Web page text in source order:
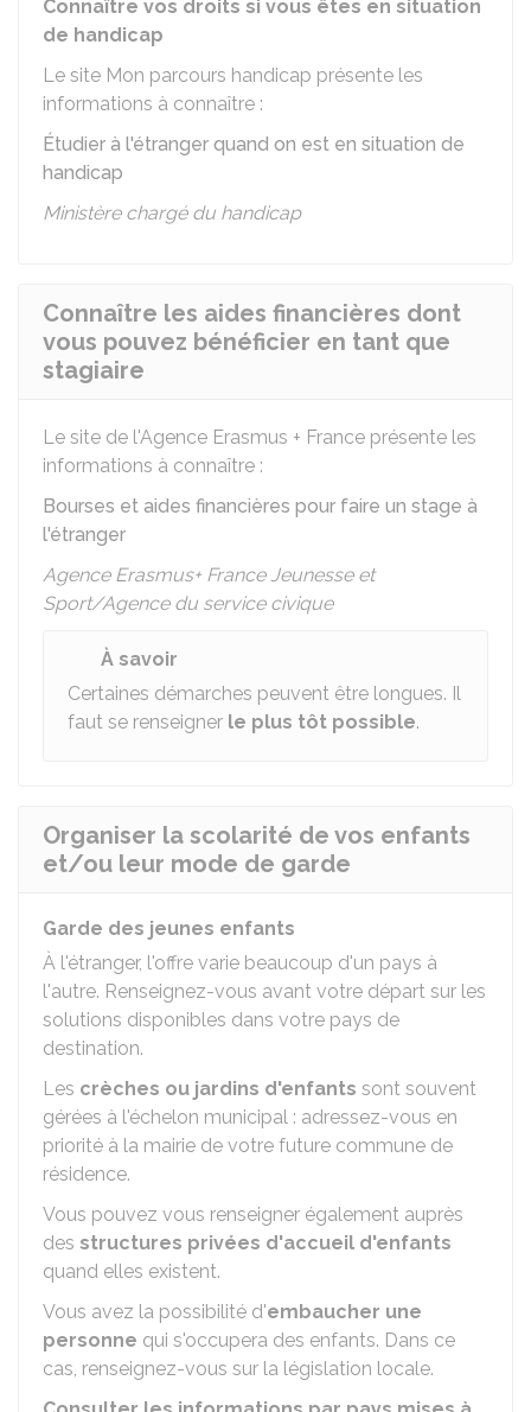
Connaître vos droits si vous êtes en situation
de handicap
Le site Mon parcours handicap présente les
informations à connaître :
Étudier à l'étranger quand on est en situation de
handicap
Ministère chargé du handicap
Connaître les aides financières dont
vous pouvez bénéficier en tant que
stagiaire
Le site de l'Agence Erasmus + France présente les
informations à connaître :
Bourses et aides financières pour faire un stage à
l'étranger
Agence Erasmus+ France Jeunesse et
Sport/Agence du service civique
À savoir
Certaines démarches peuvent être longues. Il
faut se renseigner le plus tôt possible.
Organiser la scolarité de vos enfants
et/ou leur mode de garde
Garde des jeunes enfants
À l'étranger, l'offre varie beaucoup d'un pays à
l'autre. Renseignez-vous avant votre départ sur les
solutions disponibles dans votre pays de
destination.
Les crèches ou jardins d'enfants sont souvent
gérées à l'échelon municipal : adressez-vous en
priorité à la mairie de votre future commune de
résidence.
Vous pouvez vous renseigner également auprès
des structures privées d'accueil d'enfants
quand elles existent.
Vous avez la possibilité d'embaucher une
personne qui s'occupera des enfants. Dans ce
cas, renseignez-vous sur la législation locale.